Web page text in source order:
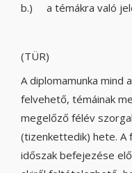
b.) a témákra való
(TÜR)
A diplomamunka mind
felvehető, témáinak
megelőző félév
(tizenkettedik) hete.
időszak befejezése